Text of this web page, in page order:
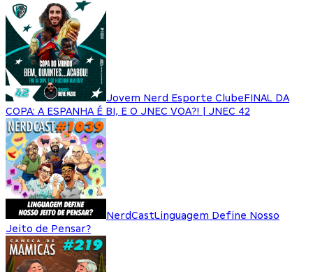
Jovem Nerd Esporte ClubeFINAL DA
COPA: A ESPANHA É BI, E O JNEC VOA?! | JNEC 42
NerdCastLinguagem Define Nosso
Jeito de Pensar?